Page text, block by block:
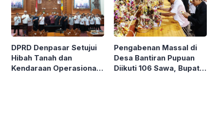
DPRD Denpasar Setujui
Hibah Tanah dan
Kendaraan Operasional
Pengabenan Massal di
Desa Bantiran Pupuan
Diikuti 106 Sawa, Bupati